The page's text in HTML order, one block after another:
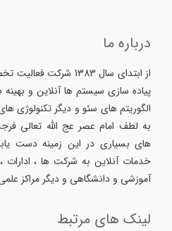
درباره ما
از ابتدای سال 1383
پیاده سازی سیستم ها آنلاین و
الگوریتم های سئو و دیگر تکنولوژی
به لطف امام عصر عج الله تعالی
های بسیاری در این زمینه دست
خدمات آنلاین به شرکت ها ،
آموزشی و دانشگاهی و دیگر مراکز
لینک های مرتبط